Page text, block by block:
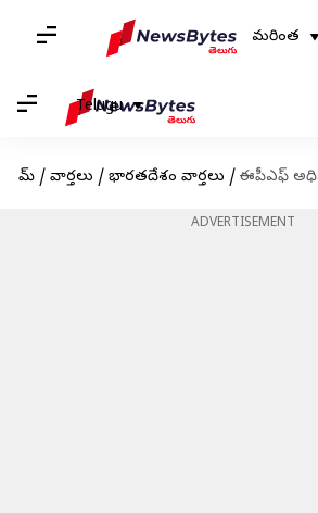
మరింత
Telugu
హోమ్ / వార్తలు / భారతదేశం వార్తలు / ఈపీఎఫ్ అధిక పింఛనదారుల్లో
ADVERTISEMENT